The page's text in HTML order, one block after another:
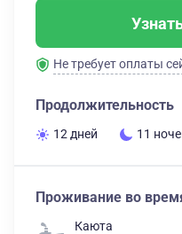
Не требует оплаты
Продолжительность
12 дней 11
Проживание во
Каюта